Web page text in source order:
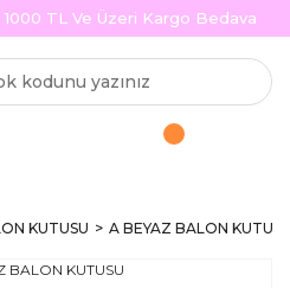
TL Ve Üzeri Kargo Bedava
KUTUSU A BEYAZ BALON